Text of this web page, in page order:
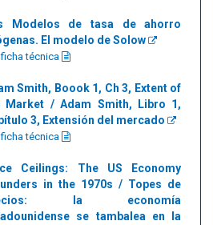
Modelos de tasa de ahorro
El modelo de Solow
técnica
Smith, Boook 1, Ch 3, Extent of
Market / Adam Smith, Libro 1,
3, Extensión del mercado
técnica
Ceilings: The US Economy
in the 1970s / Topes de
la economía
se tambalea en la